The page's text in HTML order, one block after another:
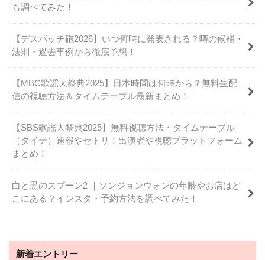
も調べてみた！
【デスパッチ砲2026】いつ何時に発表される？噂の候補・
法則・過去事例から徹底予想！
【MBC歌謡大祭典2025】日本時間は何時から？無料生配
信の視聴方法＆タイムテーブル最新まとめ！
【SBS歌謡大祭典2025】無料視聴方法・タイムテーブル
（タイテ）速報やセトリ！出演者や視聴プラットフォーム
まとめ！
白と黒のスプーン2 ｜ソンジョンウォンの年齢やお店はど
こにある？インスタ・予約方法を調べてみた！
新着エントリー